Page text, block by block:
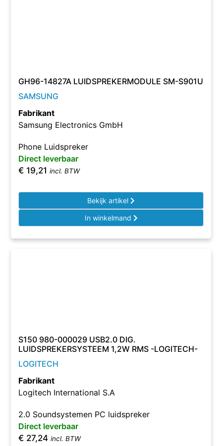
GH96-14827A LUIDSPREKERMODULE SM-S901U
SAMSUNG
Fabrikant
Samsung Electronics GmbH
Phone Luidspreker
Direct leverbaar
€ 19,21 incl. BTW
Bekijk artikel
In winkelmand
S150 980-000029 USB2.0 DIG.
LUIDSPREKERSYSTEEM 1,2W RMS -LOGITECH-
LOGITECH
Fabrikant
Logitech International S.A
2.0 Soundsystemen PC luidspreker
Direct leverbaar
€ 27,24 incl. BTW